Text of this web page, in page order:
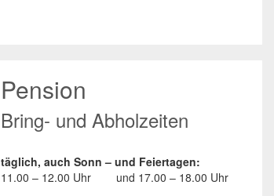
Pension
Bring- und Abholzeiten
täglich, auch Sonn – und Feiertagen:
11.00 – 12.00 Uhr
und 17.00 – 18.00 Uhr